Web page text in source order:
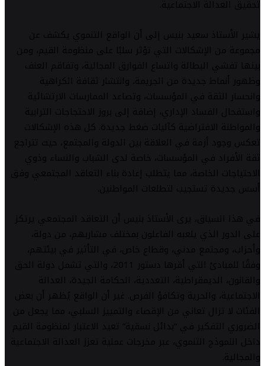
تحقيق العدالة الاجتماعية.
يشير الأستاذ سعيد بنيس إلى أن الواقع التنموي يكشف عن
مجموعة من الإشكالات التي تؤثر سلبًا على منظومة القيم، ومن
بينها تفشي البطالة واتساع الفوارق المجالية، وتفاقم العنف
وظهور أنماط جديدة من الجريمة، وانتشار ثقافة الكراهية
وانحسار الثقة في المؤسسات، وتصاعد الممارسات الارتشائية
واستفحال الفساد الإداري، إضافة إلى بروز الاحتجاجات الترابية
والمواطنة الافتراضية كآليات ضغط جديدة. كل هذه الإشكالات
تعكس وجود أزمة في العلاقة بين الدولة والمجتمع، حيث تتراجع
ثقة الأفراد في المؤسسات، خاصة لدى الشباب والنساء وذوي
الاحتياجات الخاصة، مما يتطلب إعادة بناء التعاقد المجتمعي وفق
أسس جديدة تستجيب لتطلعات المواطنين.
في هذا السياق، يرى الأستاذ بنيس أن التعاقد المجتمعي يرتكز
على الدور الذي يلعبه الفاعلون بمختلف مشاربهم، من دولة،
وأحزاب، ومجتمع مدني، وقطاع خاص، في التأثير في بيئتهم،
وفقًا للمبادئ التي أقرها دستور 2011، والتي تشمل دولة الحق
والقانون، الديمقراطية، التعددية، الحكامة الجيدة، العدالة
الاجتماعية، والحرية وتكافؤ الفرص. غير أن الواقع يُظهر أن بعض
الفئات لا تزال تعاني من الإقصاء والتمييز السلبي، مما يجعل من
الضروري التفكير في “بدائل نسقية” تعيد الاعتبار لمنظومة القيم
داخل النموذج التنموي، عبر مخرجات عملية تعزز العدالة الاجتماعية
والمجالية.